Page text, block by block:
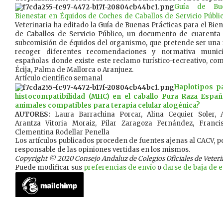
Guía de
Bienestar en Équidos de Coches de Caballos de Servicio
Veterinaria ha editado la Guía de Buenas Prácticas para el
de Caballos de Servicio Público, un documento de
subcomisión de équidos del organismo, que pretende ser
recoger diferentes recomendaciones y normativa
españolas donde existe este reclamo turístico-recreativo,
Écija, Palma de Mallorca o Aranjuez.
Artículo científico semanal
Haplotipos
histocompatibilidad (MHC) en el caballo Pura Raza
animales compatibles para terapia celular alogénica?
AUTORES: Laura Barrachina Porcar, Alina Cequier Soler,
Arantza Vitoria Moraiz, Pilar Zaragoza Fernández,
Clementina Rodellar Penella
Los artículos publicados proceden de fuentes ajenas al CACV,
responsable de las opiniones vertidas en los mismos.
Copyright © 2020 Consejo Andaluz de Colegios Oficiales de
Puede modificar sus preferencias de envío o darse de baja de